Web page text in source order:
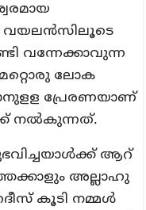
വയലന്‍സിലൂടെ
വന്നേക്കാവുന്ന
ലോക
പ്രേരണയാണ്
നല്‍കുന്നത്.
ആറ്
അല്ലാഹു
കൂടി നമ്മള്‍